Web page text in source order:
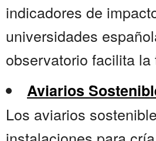
indicadores de
universidades
observatorio facilita la
Aviarios
Los aviarios